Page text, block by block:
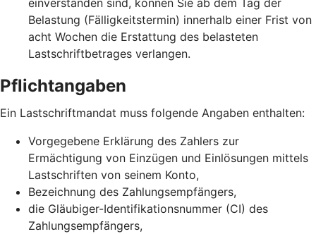
einverstanden sind, können Sie ab dem Tag der
Belastung (Fälligkeitstermin) innerhalb einer Frist von
acht Wochen die Erstattung des belasteten
Lastschriftbetrages verlangen.
Pflichtangaben
Ein Lastschriftmandat muss folgende Angaben enthalten:
Vorgegebene Erklärung des Zahlers zur
Ermächtigung von Einzügen und Einlösungen mittels
Lastschriften von seinem Konto,
Bezeichnung des Zahlungsempfängers,
die Gläubiger-Identifikationsnummer (CI) des
Zahlungsempfängers,